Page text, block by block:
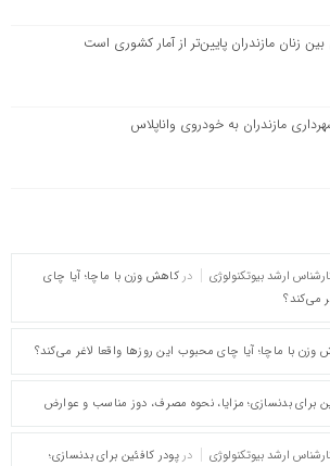
زنان مازندران پایین‌تر از آمار کشوری است
ارشد بیوتکنولوژی در کاهش وزن با ماچا؛ آیا چای
می‌کند؟
وزن با ماچا؛ آیا چای محبوب این روزها واقعا لاغر می‌کند؟
برای بدنسازی؛ مزایا، نحوه مصرف، دوز مناسب و عوارض
ارشد بیوتکنولوژی در پودر کافئین برای بدنسازی؛